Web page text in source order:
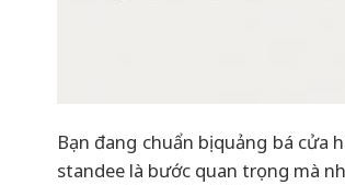
Bạn đang chuẩn bị quảng bá cửa
standee là bước quan trọng mà